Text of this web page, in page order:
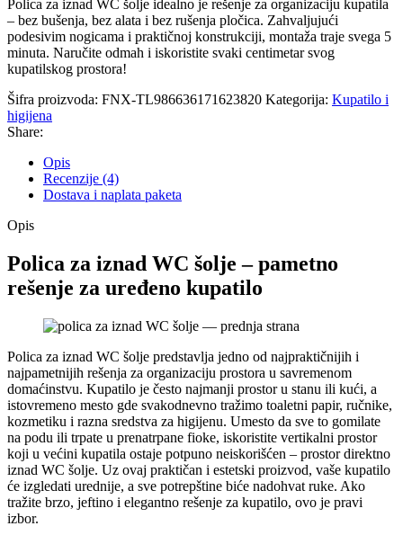
Polica za iznad WC šolje idealno je rešenje za organizaciju kupatila
– bez bušenja, bez alata i bez rušenja pločica. Zahvaljujući
podesivim nogicama i praktičnoj konstrukciji, montaža traje svega 5
minuta. Naručite odmah i iskoristite svaki centimetar svog
kupatilskog prostora!
Šifra proizvoda: FNX-TL986636171623820 Kategorija: Kupatilo i
higijena
Share:
Opis
Recenzije (4)
Dostava i naplata paketa
Opis
Polica za iznad WC šolje – pametno
rešenje za uređeno kupatilo
Polica za iznad WC šolje predstavlja jedno od najpraktičnijih i
najpametnijih rešenja za organizaciju prostora u savremenom
domaćinstvu. Kupatilo je često najmanji prostor u stanu ili kući, a
istovremeno mesto gde svakodnevno tražimo toaletni papir, ručnike,
kozmetiku i razna sredstva za higijenu. Umesto da sve to gomilate
na podu ili trpate u prenatrpane fioke, iskoristite vertikalni prostor
koji u većini kupatila ostaje potpuno neiskorišćen – prostor direktno
iznad WC šolje. Uz ovaj praktičan i estetski proizvod, vaše kupatilo
će izgledati urednije, a sve potrepštine biće nadohvat ruke. Ako
tražite brzo, jeftino i elegantno rešenje za kupatilo, ovo je pravi
izbor.